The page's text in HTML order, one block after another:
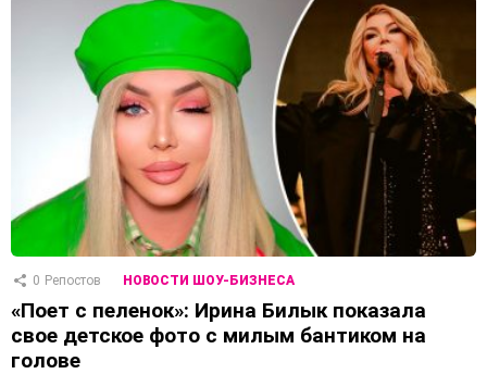
0 Репостов НОВОСТИ ШОУ-БИЗНЕСА
«Поет с пеленок»: Ирина Билык показала
свое детское фото с милым бантиком на
голове